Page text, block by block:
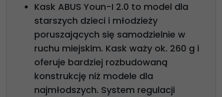
Kask ABUS Youn-I 2.0 to model dla
starszych dzieci i młodzieży
poruszających się samodzielnie w
ruchu miejskim. Kask waży ok. 260 g i
oferuje bardziej rozbudowaną
konstrukcję niż modele dla
najmłodszych. System regulacji